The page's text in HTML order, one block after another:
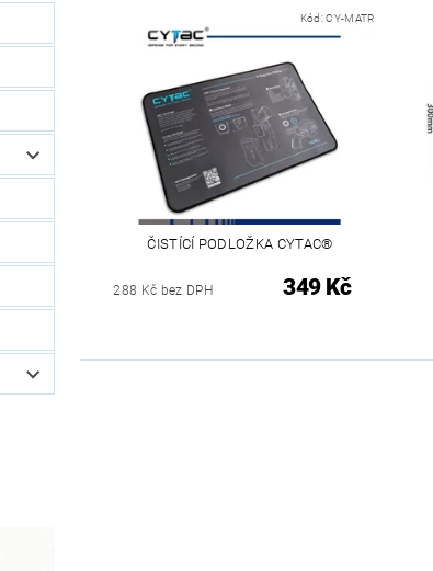
Kód:CY-MATR
ČISTÍCÍ PODLOŽKA CYTAC®
288 Kč bez DPH 349 Kč